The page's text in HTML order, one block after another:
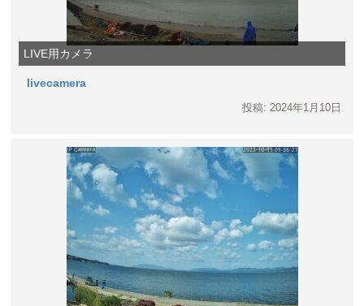
LIVE用カメラ
livecamera
投稿: 2024年1月10日